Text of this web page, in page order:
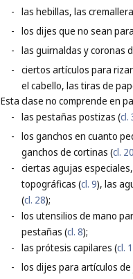
- las hebillas, las
- los dijes que no sean
- las guirnaldas y coronas
- ciertos artículos para
el cabello, las tiras de
Esta clase no comprende en
- las pestañas postizas (cl.
- los ganchos en cuanto
ganchos de cortinas (cl.
- ciertas agujas
topográficas (cl. 9), las
(cl. 28);
- los utensilios de mano
pestañas (cl. 8);
- las prótesis capilares (cl.
- los dijes para artículos